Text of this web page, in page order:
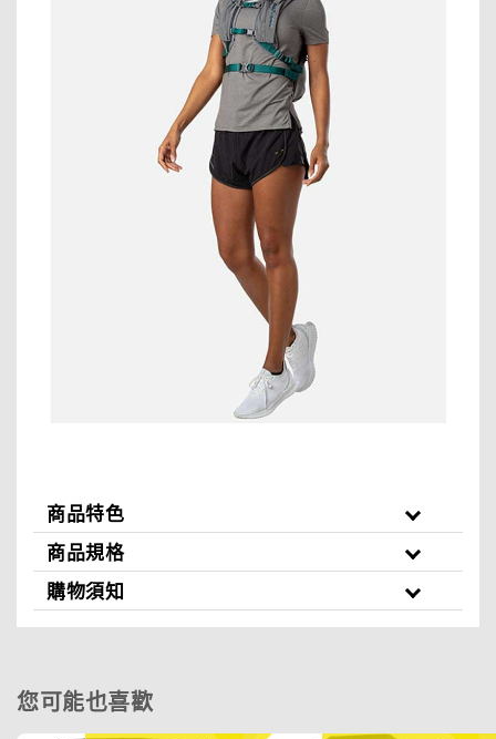
商品特色
商品規格
購物須知
您可能也喜歡